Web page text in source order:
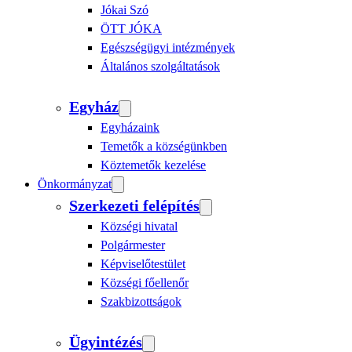
Jókai Szó
ÖTT JÓKA
Egészségügyi intézmények
Általános szolgáltatások
Egyház
Egyházaink
Temetők a községünkben
Köztemetők kezelése
Önkormányzat
Szerkezeti felépítés
Községi hivatal
Polgármester
Képviselőtestület
Községi főellenőr
Szakbizottságok
Ügyintézés